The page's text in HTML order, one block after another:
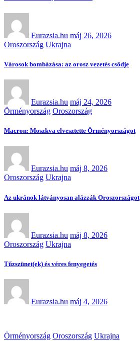
Eurazsia.hu máj 26, 2026
Oroszország Ukrajna
Városok bombázása: az orosz vezetés csődje
Eurazsia.hu máj 24, 2026
Örményország Oroszország
Macron: Moszkva elvesztette Örményországot
Eurazsia.hu máj 8, 2026
Oroszország Ukrajna
Az ukránok látványosan alázzák Oroszországot
Eurazsia.hu máj 8, 2026
Oroszország Ukrajna
Tűzszünet(ek) és véres fenyegetés
Eurazsia.hu máj 4, 2026
Örményország Oroszország Ukrajna